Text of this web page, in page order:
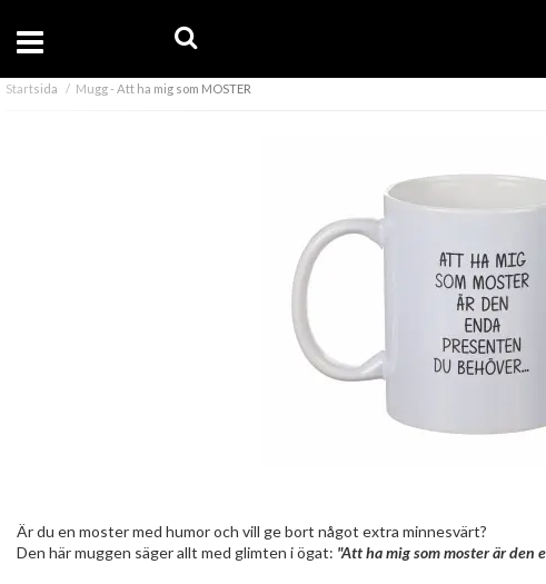
Startsida Mugg - Att ha mig som MOSTER
Är du en moster med humor och vill ge bort något extra minnesvärt?
Den här muggen säger allt med glimten i ögat: "Att ha mig som moster är den